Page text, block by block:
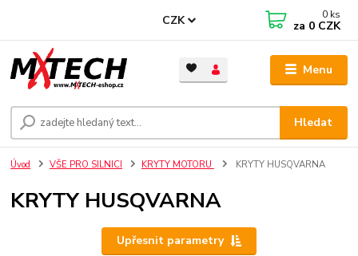
Menu
CZK
Hledat
0 ks
za 0 CZK
Úvod VŠE PRO SILNICI KRYTY MOTORU KRYTY HUSQVARNA
KRYTY HUSQVARNA
Upřesnit parametry